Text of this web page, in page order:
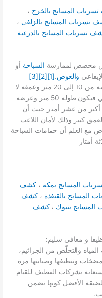
المسابح بالخرج ،
تسربات المسابح بالزلفى ،
تسربات المسابح بالدرعية
مخصص لممارسة السباحة أو
والغوص.
[1]
[2]
[3]
المسبح العام يكون طوله 25 متر وعرضه من 10 إلى 20 متر وعمقه لا
يتجاوز العشرة أمتار أما المسبح الأولمبي فيكون طوله 50 متر وعرضه
12 حارة وعمقه أكبر من عشر أمتار حيث أن
كبير وذلك لأمان اللاعب
العلم أن حمامات السباحة
أمتار
المسابح بمكة ،كشف
المسابح بالقنفذة ،كشف
بتبوك ،كشف
و معافى سليم:
والتخلّص من الجراثيم،
وتنظيفها وصيانتها مرة
بشركات التنظيف للقيام
الأفضل كونها تضمن